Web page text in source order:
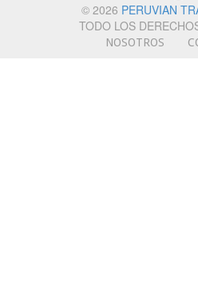
© 2026 PERUVIAN
TODO LOS
NOSOTROS